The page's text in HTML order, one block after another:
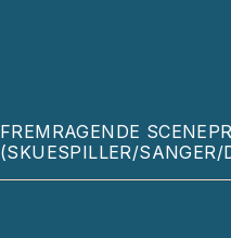
FREMRAGENDE
(SKUESPILLER/SANGER/